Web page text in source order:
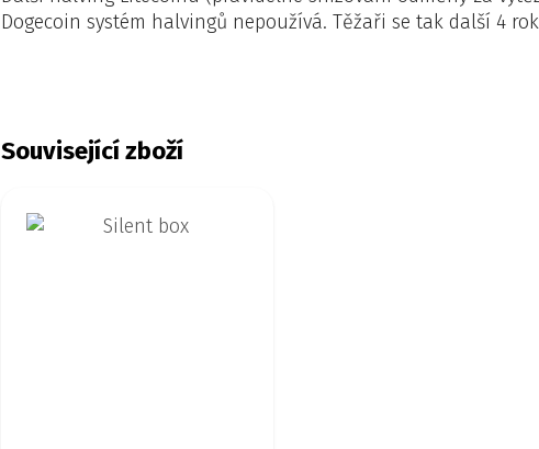
Dogecoin systém halvingů nepoužívá. Těžaři se tak další 4
Související zboží